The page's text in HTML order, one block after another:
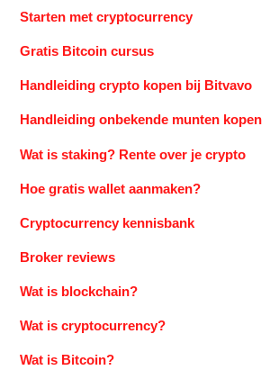
Starten met cryptocurrency
Gratis Bitcoin cursus
Handleiding crypto kopen bij Bitvavo
Handleiding onbekende munten kopen
Wat is staking? Rente over je crypto
Hoe gratis wallet aanmaken?
Cryptocurrency kennisbank
Broker reviews
Wat is blockchain?
Wat is cryptocurrency?
Wat is Bitcoin?